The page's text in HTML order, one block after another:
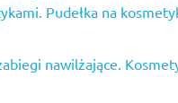
Pudełka na
nawilżające.